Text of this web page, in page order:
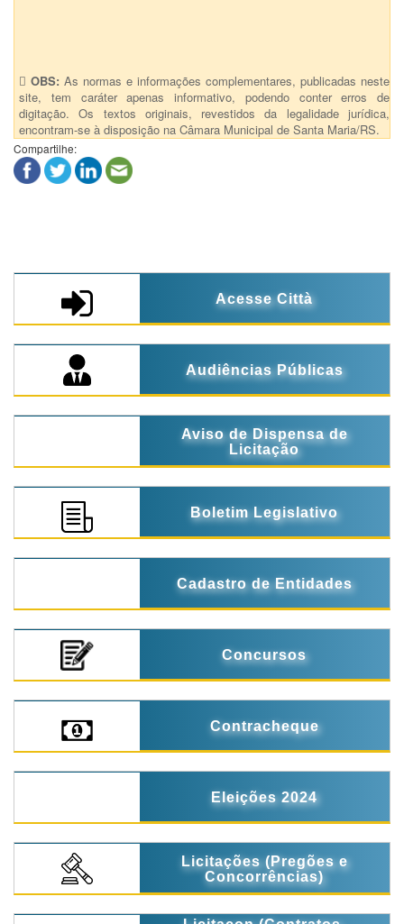
OBS: As normas e informações complementares, publicadas neste
site, tem caráter apenas informativo, podendo conter erros de
digitação. Os textos originais, revestidos da legalidade jurídica,
encontram-se à disposição na Câmara Municipal de Santa Maria/RS.
Compartilhe:
Acesse Città
Audiências Públicas
Aviso de Dispensa de
Licitação
Boletim Legislativo
Cadastro de Entidades
Concursos
Contracheque
Eleições 2024
Licitações (Pregões e
Concorrências)